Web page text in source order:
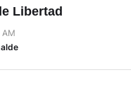
Libertad